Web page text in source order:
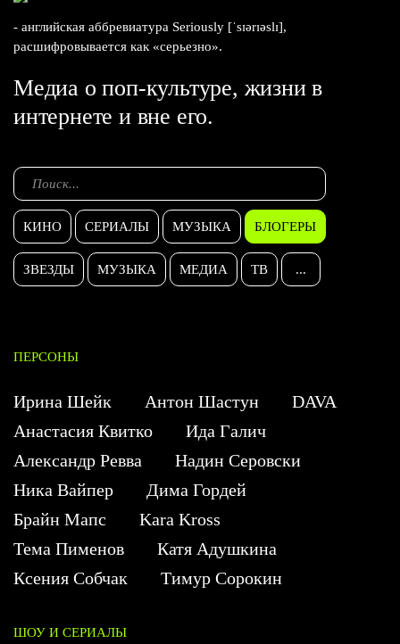
- английская аббревиатура Seriously [ˈsɪərɪəslɪ],
расшифровывается как «серьезно».
Медиа о поп-культуре, жизни в
интернете и вне его.
КИНО СЕРИАЛЫ МУЗЫКА БЛОГЕРЫ
ЗВЕЗДЫ МУЗЫКА МЕДИА ТВ ...
ПЕРСОНЫ
Ирина Шейк Антон Шастун
DAVA
Анастасия Квитко
Ида Галич
Александр Ревва
Надин Серовски
Ника Вайпер
Дима Гордей
Брайн Мапс
Kara Kross
Тема Пименов
Катя Адушкина
Ксения Собчак
Тимур Сорокин
ШОУ И СЕРИАЛЫ